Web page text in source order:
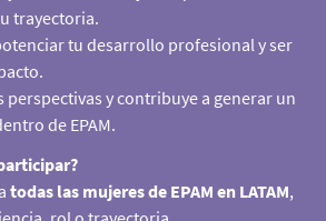
trayectoria.
tu desarrollo profesional y ser
perspectivas y contribuye a generar un
de EPAM.
todas las mujeres de EPAM en LATAM,